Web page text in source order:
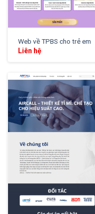
Web về TPBS cho trẻ em
Liên hệ
XEM THỬ